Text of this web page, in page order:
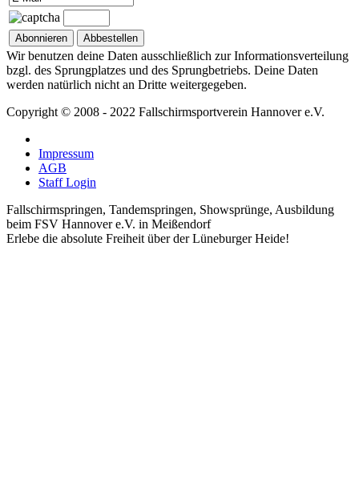
Wir benutzen deine Daten ausschließlich zur Informationsverteilung
bzgl. des Sprungplatzes und des Sprungbetriebs. Deine Daten
werden natürlich nicht an Dritte weitergegeben.
Copyright © 2008 - 2022 Fallschirmsportverein Hannover e.V.
Impressum
AGB
Staff Login
Fallschirmspringen, Tandemspringen, Showsprünge, Ausbildung
beim FSV Hannover e.V. in Meißendorf
Erlebe die absolute Freiheit über der Lüneburger Heide!